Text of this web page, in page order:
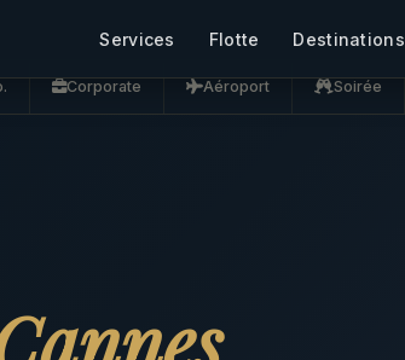
Services Flotte Destinations
Corporate Aéroport Soirée